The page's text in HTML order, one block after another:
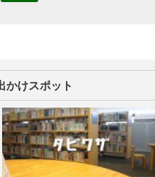
かけスポット